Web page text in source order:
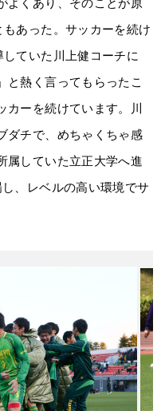
よくあり、そのことが原
あった。サッカーを続け
ていた川上健コーチに
と熱く言ってもらったこ
カーを続けています。川
ダチで、めちゃくちゃ感
属していた立正大学へ進
、レベルの高い環境でサ